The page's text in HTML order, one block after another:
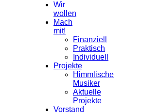
Wir
wollen
Mach
mit!
Finanziell
Praktisch
Individuell
Projekte
Himmlische
Musiker
Aktuelle
Projekte
Vorstand